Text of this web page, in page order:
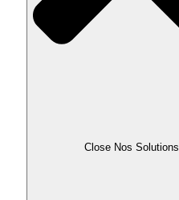
Close Nos Solutions